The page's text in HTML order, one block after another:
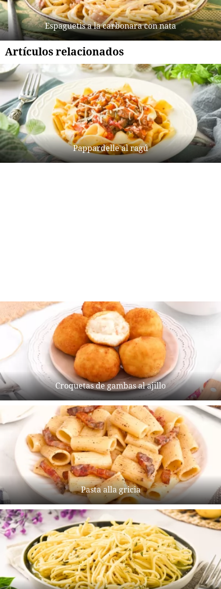
Espaguetis a la carbonara con nata
Artículos relacionados
Pappardelle al ragú
Croquetas de gambas al ajillo
Pasta alla gricia